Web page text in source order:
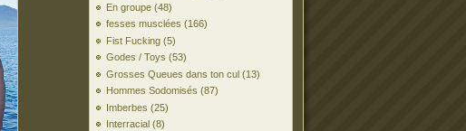
En groupe (48)
fesses musclées (166)
Fist Fucking (5)
Godes / Toys (53)
Grosses Queues dans ton cul (13)
Hommes Sodomisés (87)
Imberbes (25)
Interracial (8)